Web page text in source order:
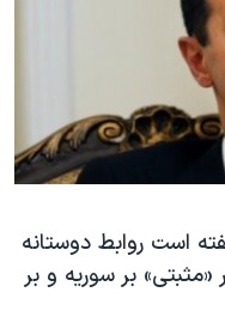
است روابط دوستانه
«مثبتی» بر سوریه و بر